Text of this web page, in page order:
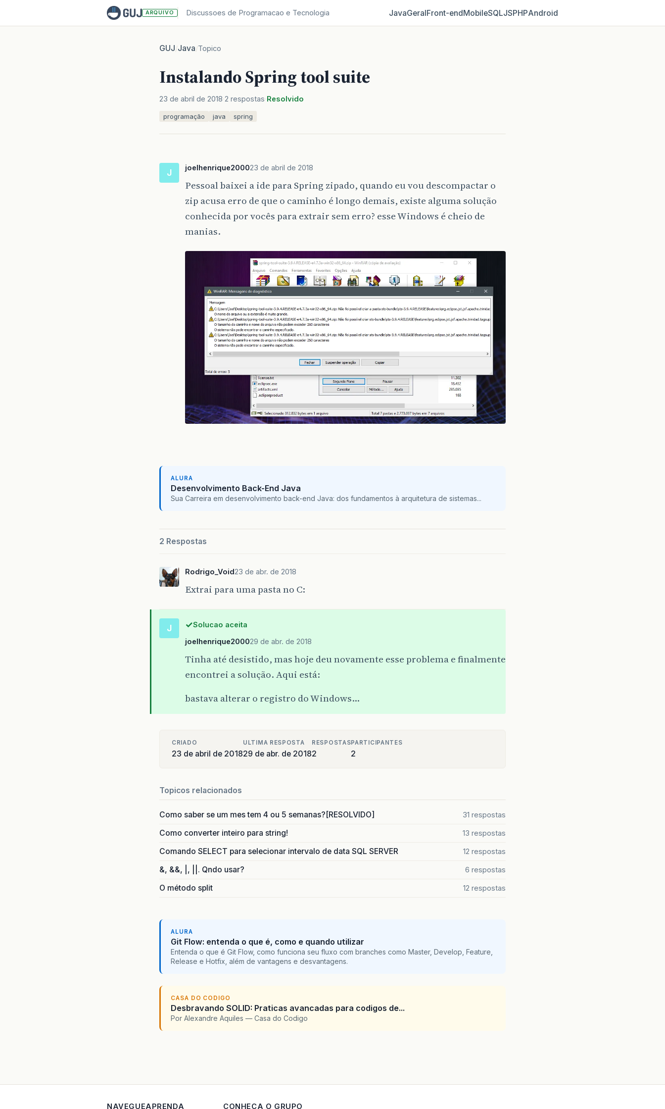
ARQUIVO Discussoes de Programacao e Tecnologia JavaGeralFront‑endMobileSQLJSPHPAndroid
GUJ/Java/Topico
Instalando Spring tool suite
23 de abril de 2018 2 respostas Resolvido
programação java spring
J joelhenrique200023 de abril de 2018
Pessoal baixei a ide para Spring zipado, quando eu vou descompactar o
zip acusa erro de que o caminho é longo demais, existe alguma solução
conhecida por vocês para extrair sem erro? esse Windows é cheio de
manias.
ALURA
Desenvolvimento Back-End Java
Sua Carreira em desenvolvimento back-end Java: dos fundamentos à arquitetura de sistemas...
2 Respostas
Rodrigo_Void23 de abr. de 2018
Extrai para uma pasta no C:
J
Solucao aceita
joelhenrique200029 de abr. de 2018
Tinha até desistido, mas hoje deu novamente esse problema e finalmente
encontrei a solução. Aqui está:
bastava alterar o registro do Windows…
CRIADO
23 de abril de 2018
ULTIMA RESPOSTA
29 de abr. de 2018
RESPOSTAS
2
PARTICIPANTES
2
Topicos relacionados
Como saber se um mes tem 4 ou 5 semanas?[RESOLVIDO] 31 respostas
Como converter inteiro para string! 13 respostas
Comando SELECT para selecionar intervalo de data SQL SERVER 12 respostas
&, &&, |, ||. Qndo usar? 6 respostas
O método split 12 respostas
ALURA
Git Flow: entenda o que é, como e quando utilizar
Entenda o que é Git Flow, como funciona seu fluxo com branches como Master, Develop, Feature,
Release e Hotfix, além de vantagens e desvantagens.
CASA DO CODIGO
Desbravando SOLID: Praticas avancadas para codigos de...
Por Alexandre Aquiles — Casa do Codigo
NAVEGUEAPRENDA CONHECA O GRUPO